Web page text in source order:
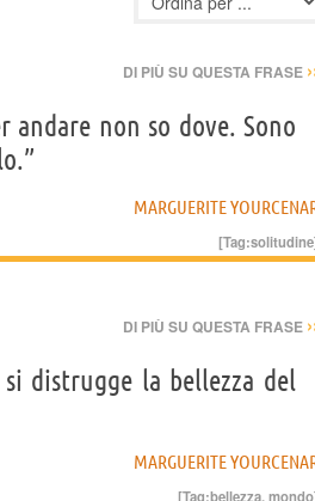
DI PIÙ SU QUESTA FRASE
andare non so dove. Sono
MARGUERITE
[Tag:solitudine
DI PIÙ SU QUESTA FRASE
distrugge la bellezza del
MARGUERITE
[Tag:bellezza,mondo